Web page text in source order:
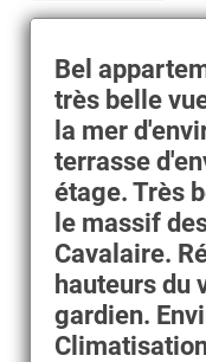
Bel
très belle
la mer
terrasse
étage. Très
le massif
Cavalaire.
hauteurs du
gardien.